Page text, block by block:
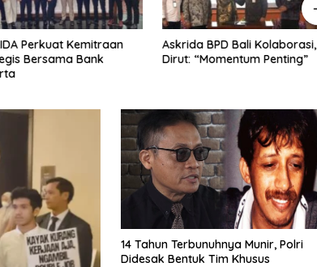
Perkuat Kemitraan
Bersama Bank
Askrida BPD Bali Kolaborasi,
Dirut: “Momentum Penting”
14 Tahun Terbunuhnya Munir, Polri
Didesak Bentuk Tim Khusus